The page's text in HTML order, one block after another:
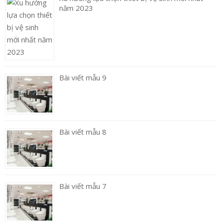
năm 2023
Bài viết mẫu 9
Bài viết mẫu 8
Bài viết mẫu 7